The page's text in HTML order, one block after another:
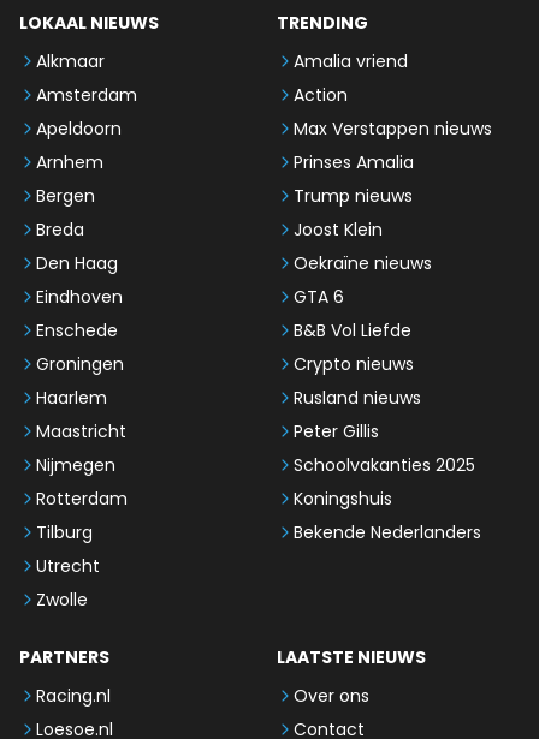
LOKAAL NIEUWS
Alkmaar
Amsterdam
Apeldoorn
Arnhem
Bergen
Breda
Den Haag
Eindhoven
Enschede
Groningen
Haarlem
Maastricht
Nijmegen
Rotterdam
Tilburg
Utrecht
Zwolle
TRENDING
Amalia vriend
Action
Max Verstappen nieuws
Prinses Amalia
Trump nieuws
Joost Klein
Oekraïne nieuws
GTA 6
B&B Vol Liefde
Crypto nieuws
Rusland nieuws
Peter Gillis
Schoolvakanties 2025
Koningshuis
Bekende Nederlanders
PARTNERS
Racing.nl
Loesoe.nl
LAATSTE NIEUWS
Over ons
Contact